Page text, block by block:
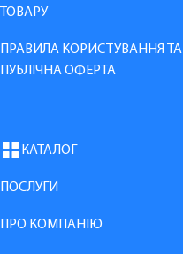
ТОВАРУ
ПРАВИЛА КОРИСТУВАННЯ ТА
ПУБЛІЧНА ОФЕРТА
КАТАЛОГ
ПОСЛУГИ
ПРО КОМПАНІЮ